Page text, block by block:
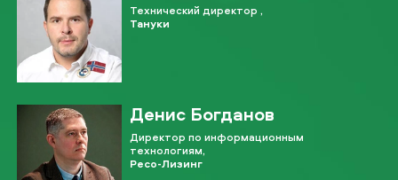
Технический директор ,
Тануки
Денис Богданов
Директор по информационным
технологиям,
Ресо-Лизинг